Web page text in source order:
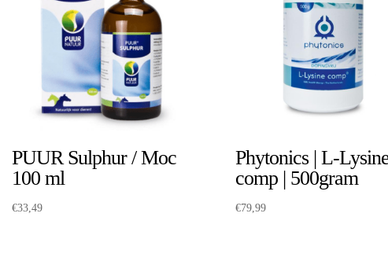
PUUR Sulphur / Moc
100 ml
€33,49
Phytonics | L-
comp | 500gram
€79,99